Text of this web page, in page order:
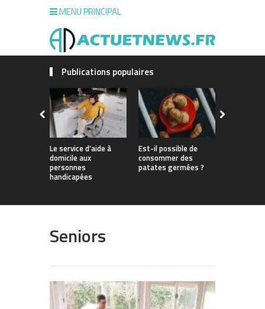
MENU PRINCIPAL
Publications populaires
Le service d’aide à
domicile aux
personnes
handicapées
Est-il possible de
consommer des
patates germées ?
Seniors